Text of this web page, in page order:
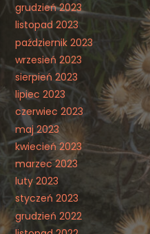
grudzień 2023
listopad 2023
październik 2023
wrzesień 2023
sierpień 2023
lipiec 2023
czerwiec 2023
maj 2023
kwiecień 2023
marzec 2023
luty 2023
styczeń 2023
grudzień 2022